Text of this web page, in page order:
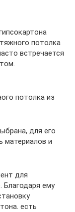
потолка
встречается
потолка из
для его
материалов и
для
Благодаря ему
есть